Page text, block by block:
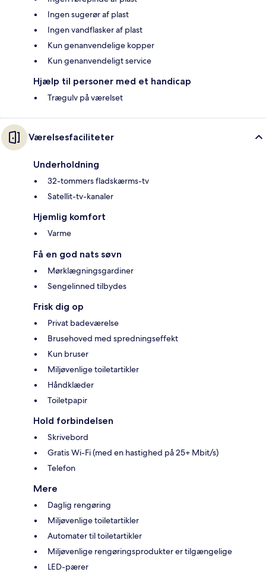
Ingen sugerør af plast
Ingen vandflasker af plast
Kun genanvendelige kopper
Kun genanvendeligt service
Hjælp til personer med et handicap
Trægulv på værelset
Værelsesfaciliteter
Underholdning
32-tommers fladskærms-tv
Satellit-tv-kanaler
Hjemlig komfort
Varme
Få en god nats søvn
Mørklægningsgardiner
Sengelinned tilbydes
Frisk dig op
Privat badeværelse
Brusehoved med spredningseffekt
Kun bruser
Miljøvenlige toiletartikler
Håndklæder
Toiletpapir
Hold forbindelsen
Skrivebord
Gratis Wi-Fi (med en hastighed på 25+ Mbit/s)
Telefon
Mere
Daglig rengøring
Miljøvenlige toiletartikler
Automater til toiletartikler
Miljøvenlige rengøringsprodukter er tilgængelige
LED-pærer